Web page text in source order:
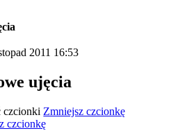
2011 16:53
ujęcia
czcionki Zmniejsz czcionkę
czcionkę